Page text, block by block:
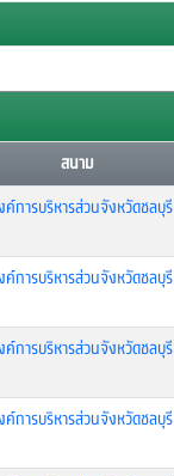
สนาม
ค์การบริหารส่วนจังหวัดชลบุรี
ค์การบริหารส่วนจังหวัดชลบุรี
ค์การบริหารส่วนจังหวัดชลบุรี
ค์การบริหารส่วนจังหวัดชลบุรี